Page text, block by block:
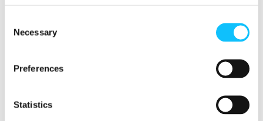
Selection
Necessary
Preferences
Statistics
kaupalla on korkein kiinteä lisä – tällä hetkellä
tuottajien osuuskunnille. Sen lisäksi viljelijöille
maksetaan Reilun kaupan takuuhintaa, joka
Fairtrade Internationalin tutkimus osoittaa, että